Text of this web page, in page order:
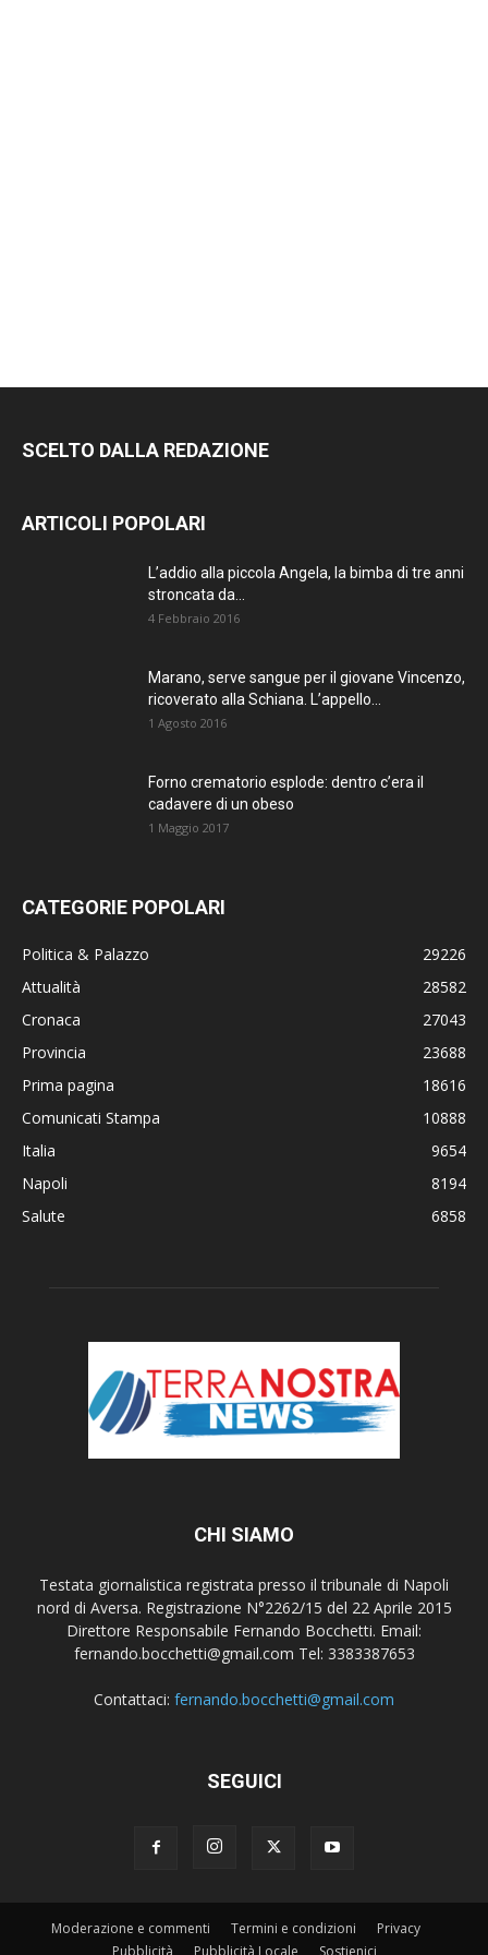
SCELTO DALLA REDAZIONE
ARTICOLI POPOLARI
L’addio alla piccola Angela, la bimba di tre anni
stroncata da...
4 Febbraio 2016
Marano, serve sangue per il giovane Vincenzo,
ricoverato alla Schiana. L’appello...
1 Agosto 2016
Forno crematorio esplode: dentro c’era il
cadavere di un obeso
1 Maggio 2017
CATEGORIE POPOLARI
Politica & Palazzo
29226
Attualità
28582
Cronaca
27043
Provincia
23688
Prima pagina
18616
Comunicati Stampa
10888
Italia
9654
Napoli
8194
Salute
6858
CHI SIAMO
Testata giornalistica registrata presso il tribunale di Napoli
nord di Aversa. Registrazione N°2262/15 del 22 Aprile 2015
Direttore Responsabile Fernando Bocchetti. Email:
fernando.bocchetti@gmail.com Tel: 3383387653
Contattaci: fernando.bocchetti@gmail.com
SEGUICI
Moderazione e commenti Termini e condizioni
Privacy
Pubblicità
Pubblicità Locale Sostienici
RIMANI
AGGIORNATO.
METTI UN
MI PIACE!
DIVENTA FAN DI
TERRANOSTRA NEWS
SU FACEBOOK